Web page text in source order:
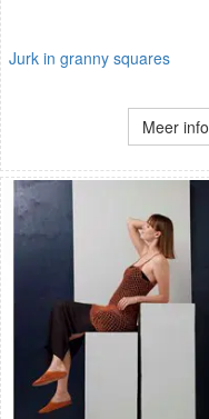
Jurk in granny squares
Meer info